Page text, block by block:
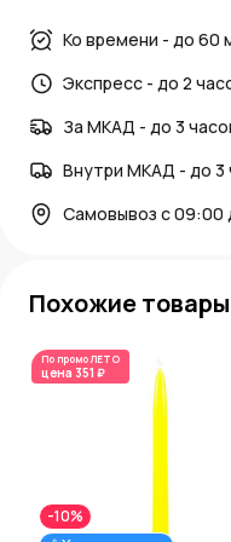
Ко времени - до 60
Экспресс - до 2
За МКАД - до 3
Внутри МКАД - до 3
Самовывоз с 09:00
Похожие товары
По промоЛЕТО
цена 351 ₽
-10%